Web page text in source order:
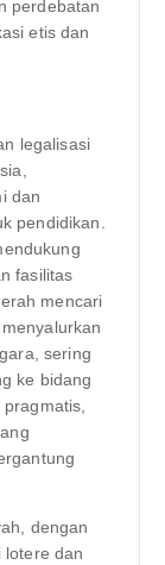
perdebatan
etis dan
legalisasi
dan
pendidikan.
fasilitas
mencari
sering
ke bidang
dengan
lotere dan